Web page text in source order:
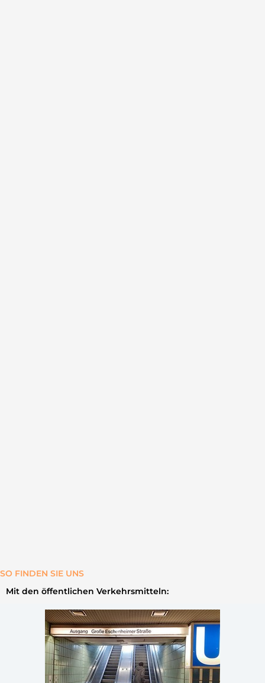
SO FINDEN SIE UNS
Mit den öffentlichen Verkehrsmitteln: